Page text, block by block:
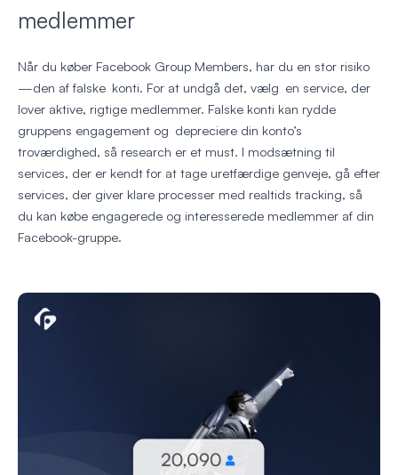
medlemmer
Når du køber Facebook Group Members, har du en stor risiko
—den af falske konti. For at undgå det, vælg en service, der
lover aktive, rigtige medlemmer. Falske konti kan rydde
gruppens engagement og depreciere din konto’s
troværdighed, så research er et must. I modsætning til
services, der er kendt for at tage uretfærdige genveje, gå efter
services, der giver klare processer med realtids tracking, så
du kan købe engagerede og interesserede medlemmer af din
Facebook-gruppe.